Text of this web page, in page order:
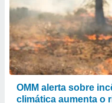
OMM alerta sobre
climática aumenta o